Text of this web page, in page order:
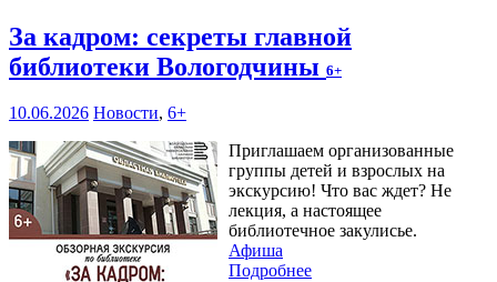
За кадром: секреты главной
библиотеки Вологодчины 6+
10.06.2026 Новости, 6+
Приглашаем организованные
группы детей и взрослых на
экскурсию! Что вас ждет? Не
лекция, а настоящее
библиотечное закулисье.
Афиша
Подробнее